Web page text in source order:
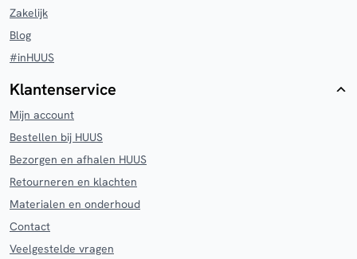
Zakelijk
Blog
#inHUUS
Klantenservice
Mijn account
Bestellen bij HUUS
Bezorgen en afhalen HUUS
Retourneren en klachten
Materialen en onderhoud
Contact
Veelgestelde vragen